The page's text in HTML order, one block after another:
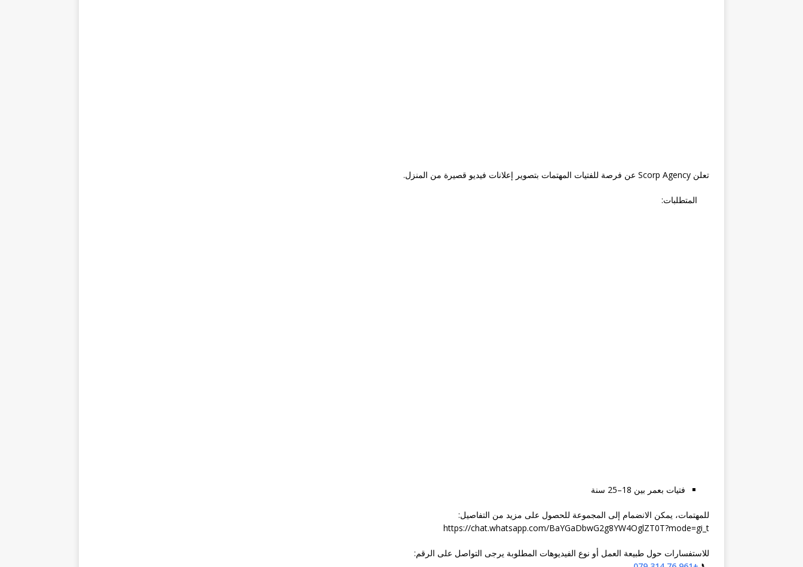
تعلن Scorp Agency عن فرصة للفتيات المهتمات بتصوير إعلانات فيديو قصيرة من المنزل.
المتطلبات:
فتيات بعمر بين 18–25 سنة
للمهتمات، يمكن الانضمام إلى المجموعة للحصول على مزيد من التفاصيل:
https://chat.whatsapp.com/BaYGaDbwG2g8YW4OglZT0T?mode=gi_t
للاستفسارات حول طبيعة العمل أو نوع الفيديوهات المطلوبة يرجى التواصل على الرقم: